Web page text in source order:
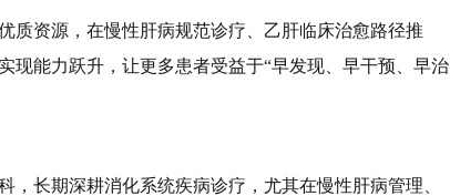
质资源，在慢性肝病规范诊疗、乙肝临床治愈路径推
现能力跃升，让更多患者受益于“早发现、早干预、早治
长期深耕消化系统疾病诊疗，尤其在慢性肝病管理、